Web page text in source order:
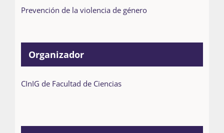
Prevención de la violencia de género
Organizador
CInIG de Facultad de Ciencias